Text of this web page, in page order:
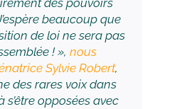
des pouvoirs
beaucoup que
de loi ne sera pas
! », nous
Sylvie Robert,
des rares voix dans
s’être opposées avec